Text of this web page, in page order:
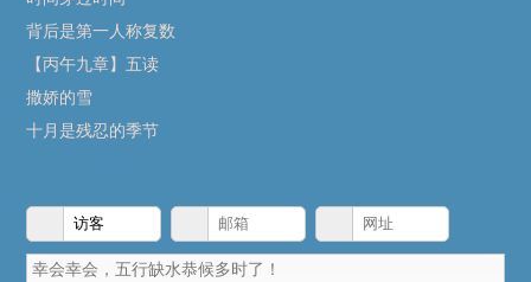
背后是第一人称复数
【丙午九章】五读
撒娇的雪
十月是残忍的季节